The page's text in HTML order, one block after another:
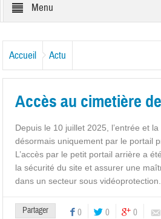
Menu
Accueil Actu
Accès au cimetière
Depuis le 10 juillet 2025, l’entrée et
désormais uniquement par le portail
L’accès par le petit portail arrière a
la sécurité du site et assurer une
dans un secteur sous vidéoprotection.
Partager 0 0 0